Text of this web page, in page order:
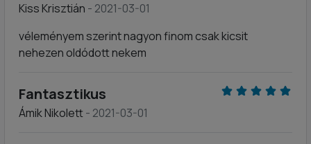
Kiss Krisztián - 2021-03-01
véleményem szerint nagyon finom csak kicsit
nehezen oldódott nekem
Fantasztikus
Ámik Nikolett- 2021-03-01